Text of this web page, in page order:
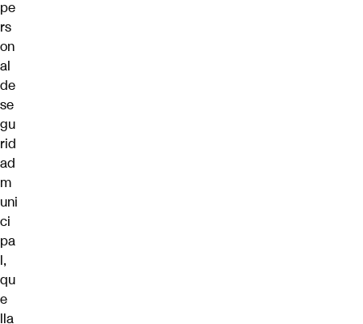
pe
rs
on
al
de
se
gu
rid
ad
m
uni
ci
pa
l,
qu
e
lla